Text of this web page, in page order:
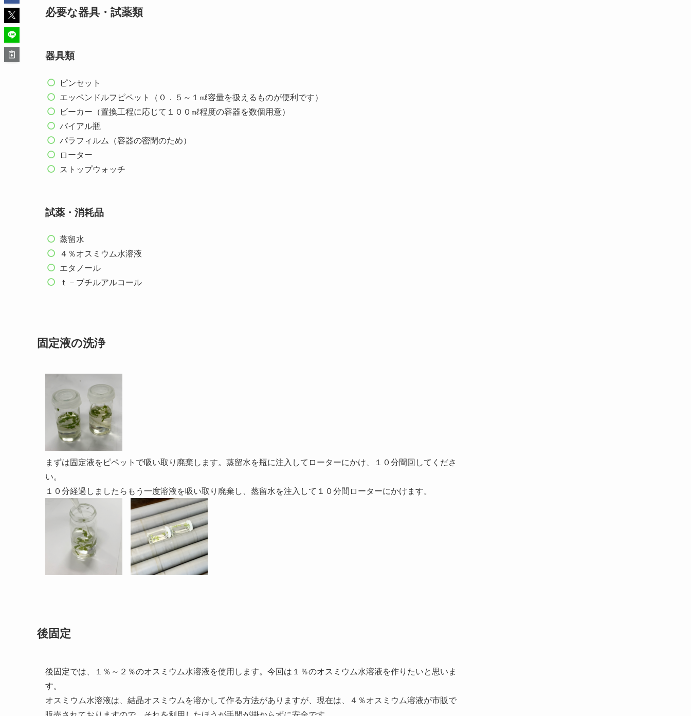
必要な器具・試薬類
器具類
ピンセット
エッペンドルフピペット（０．５～１㎖容量を扱えるものが便利です）
ビーカー（置換工程に応じて１００㎖程度の容器を数個用意）
バイアル瓶
パラフィルム（容器の密閉のため）
ローター
ストップウォッチ
試薬・消耗品
蒸留水
４％オスミウム水溶液
エタノール
ｔ－ブチルアルコール
固定液の洗浄
まずは固定液をピペットで吸い取り廃棄します。蒸留水を瓶に注入してローターにかけ、１０分間回してくださ
い。
１０分経過しましたらもう一度溶液を吸い取り廃棄し、蒸留水を注入して１０分間ローターにかけます。
後固定
後固定では、１％～２％のオスミウム水溶液を使用します。今回は１％のオスミウム水溶液を作りたいと思いま
す。
オスミウム水溶液は、結晶オスミウムを溶かして作る方法がありますが、現在は、４％オスミウム溶液が市販で